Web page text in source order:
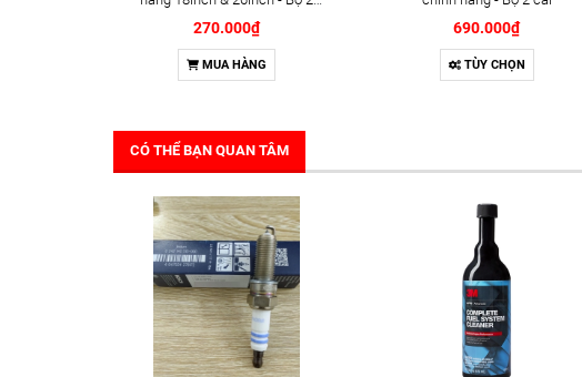
cái
270.000₫
MUA HÀNG
690.000₫
TÙY CHỌN
CÓ THỂ BẠN QUAN TÂM